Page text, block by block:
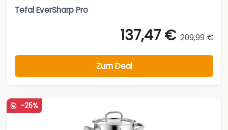
Tefal EverSharp Pro
137,47 € 209,99 €
Zum Deal
-25%